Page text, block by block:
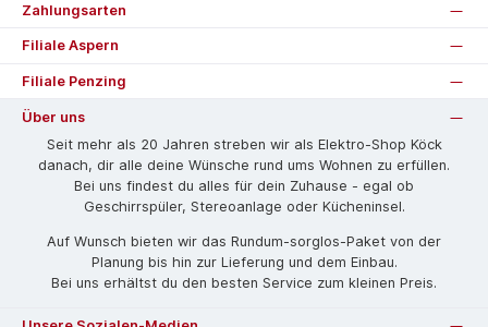
Zahlungsarten
Filiale Aspern
Filiale Penzing
Über uns
Seit mehr als 20 Jahren streben wir als Elektro-Shop Köck
danach, dir alle deine Wünsche rund ums Wohnen zu erfüllen.
Bei uns findest du alles für dein Zuhause - egal ob
Geschirrspüler, Stereoanlage oder Kücheninsel.
Auf Wunsch bieten wir das Rund­um-sorg­los-Pa­ket von der
Planung bis hin zur Lieferung und dem Einbau.
Bei uns erhältst du den besten Service zum kleinen Preis.